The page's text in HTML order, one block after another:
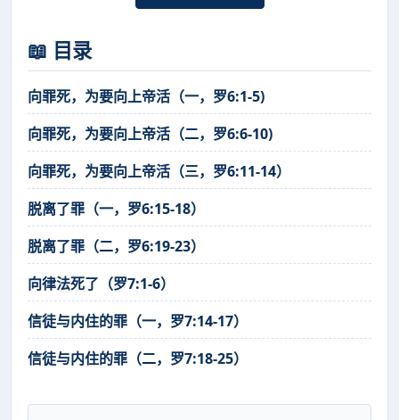
📖 目录
向罪死，为要向上帝活（一，罗6:1-5)
向罪死，为要向上帝活（二，罗6:6-10)
向罪死，为要向上帝活（三，罗6:11-14）
脱离了罪（一，罗6:15-18）
脱离了罪（二，罗6:19-23）
向律法死了（罗7:1-6）
信徒与内住的罪（一，罗7:14-17）
信徒与内住的罪（二，罗7:18-25）